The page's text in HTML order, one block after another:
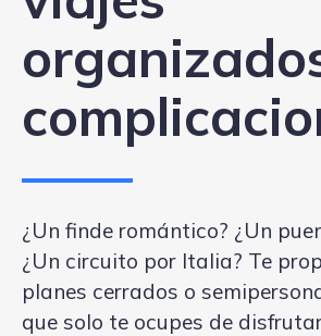
¿Un finde romántico? ¿Un
¿Un circuito por Italia? Te
planes cerrados o
que solo te ocupes de